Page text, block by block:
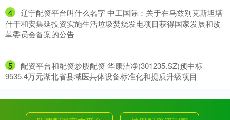
4
​辽宁配资平台叫什么名字 中工国际：关于在乌兹别克斯坦塔
什干和安集延投资实施生活垃圾焚烧发电项目获得国家发展和改
革委员会备案的公告
5
​配资平台和配资炒股配资 华康洁净(301235.SZ)预中标
9535.4万元湖北省县域医共体设备标准化和提质升级项目